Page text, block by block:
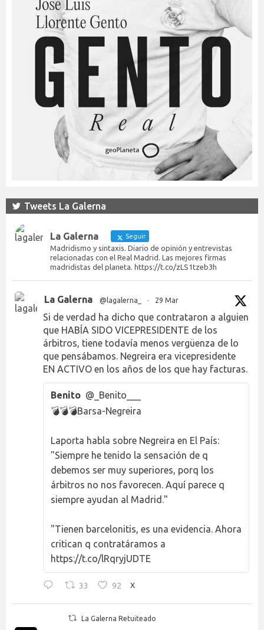
Tweets La Galerna
La Galerna Seguir
Madridismo y sintaxis. Diario de opinión y entrevistas
relacionadas con el Real Madrid. Las mejores firmas
madridistas del planeta. https://t.co/zLS1tzeb3h
La Galerna @lagalerna_ · 29 Mar
Si de verdad ha dicho que contrataron a alguien
que HABÍA SIDO VICEPRESIDENTE de los
árbitros, tiene todavía menos vergüenza de lo
que pensábamos. Negreira era vicepresidente
EN ACTIVO en los años de los que hay facturas.
Benito @_Benito___
💣💣💣Barsa-Negreira
Laporta habla sobre Negreira en El País:
"Siempre he tenido la sensación de q
debemos ser muy superiores, porq los
árbitros no nos favorecen. Aquí parece q
siempre ayudan al Madrid."
"Tienen barcelonitis, es una evidencia. Ahora
critican q contratáramos a
https://t.co/lRqryjUDTE
33 92 X
La Galerna Retuiteado